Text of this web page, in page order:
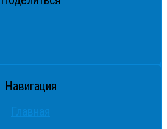
Навигация
Главная